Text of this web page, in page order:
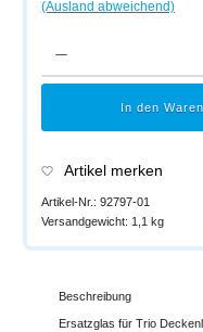
(Ausland abweichend)
In den
Artikel merken
Artikel-Nr.: 92797-01
Versandgewicht: 1,1 kg
Beschreibung
Ersatzglas für Trio